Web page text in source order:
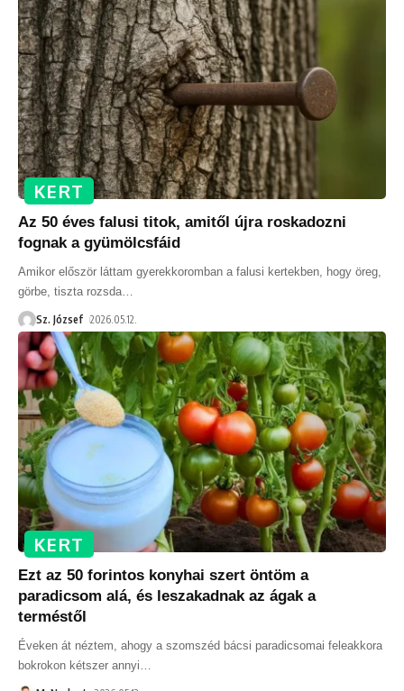
KERT
Az 50 éves falusi titok, amitől újra roskadozni
fognak a gyümölcsfáid
Amikor először láttam gyerekkoromban a falusi kertekben, hogy öreg,
görbe, tiszta rozsda
Sz. József 2026.05.12.
KERT
Ezt az 50 forintos konyhai szert öntöm a
paradicsom alá, és leszakadnak az ágak a
terméstől
Éveken át néztem, ahogy a szomszéd bácsi paradicsomai feleakkora
bokrokon kétszer annyi